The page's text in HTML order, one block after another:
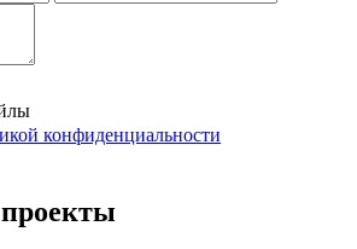
конфиденциальности